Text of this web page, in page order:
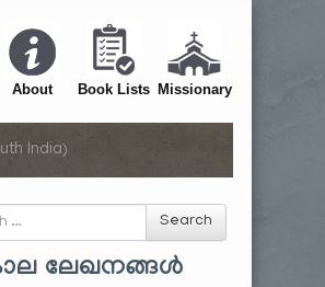
About Book Lists Missionary
India)
Search
ലേഖനങ്ങൾ